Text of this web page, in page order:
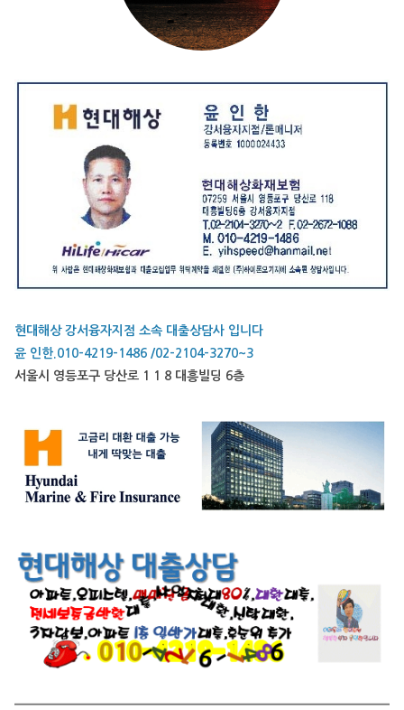
현대해상 강서융자지점 소속 대출상담사 입니다
윤 인한.010-4219-1486 /02-2104-3270~3
서울시 영등포구 당산로 1 1 8 대흥빌딩 6층